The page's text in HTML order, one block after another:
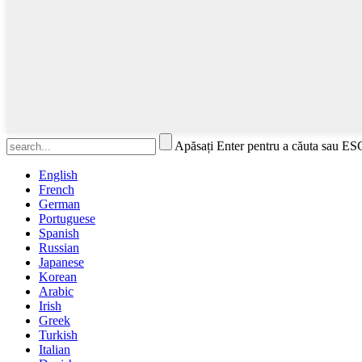
Apăsați Enter pentru a căuta sau
English
French
German
Portuguese
Spanish
Russian
Japanese
Korean
Arabic
Irish
Greek
Turkish
Italian